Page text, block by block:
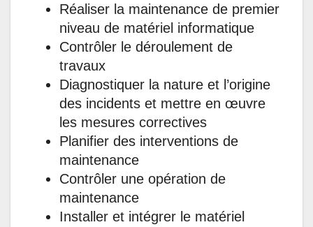
Réaliser la maintenance de premier
niveau de matériel informatique
Contrôler le déroulement de
travaux
Diagnostiquer la nature et l’origine
des incidents et mettre en œuvre
les mesures correctives
Planifier des interventions de
maintenance
Contrôler une opération de
maintenance
Installer et intégrer le matériel